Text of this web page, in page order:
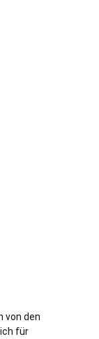
von den
für